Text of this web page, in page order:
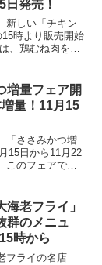
発売！
新しい「チキン
時より販売開始
、鶏むね肉を使
なっており、テ
増量フェア開
量！11月15
「ささみかつ増
15日から11月22
このフェアで
ささみかつ定
老フライ」
群のメニュ
時から
フライの名店